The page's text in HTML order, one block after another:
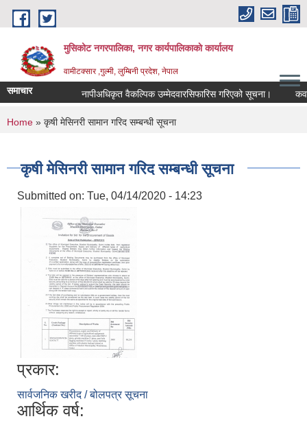
Skip to main content
मुसिकोट नगरपालिका, नगर कार्यपालिकाकाे कार्यालय
वामीटक्सार ,गुल्मी, लुम्बिनी प्रदेश, नेपाल
समाचार नापीअधिकृत वैकल्पिक उम्मेदवारसिफारिस गरिएको सूचना। कवाडी
You are here
Home » कृषी मेसिनरी सामान गरिद सम्बन्धी सूचना
कृषी मेसिनरी सामान गरिद सम्बन्धी सूचना
Submitted on: Tue, 04/14/2020 - 14:23
प्रकार:
सार्वजनिक खरीद / बोलपत्र सूचना
आर्थिक वर्ष: